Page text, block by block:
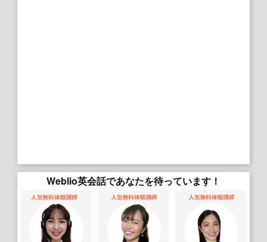
Weblio英会話であなたを待っています！